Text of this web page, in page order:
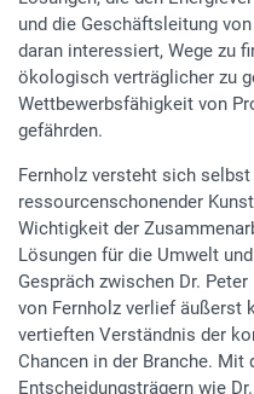
und die Geschäftsleitung
daran interessiert, Wege zu
ökologisch verträglicher zu
Wettbewerbsfähigkeit von
gefährden.
Fernholz versteht sich
ressourcenschonender
Wichtigkeit der
Lösungen für die Umwelt
Gespräch zwischen Dr.
von Fernholz verlief äußerst
vertieften Verständnis der
Chancen in der Branche.
Entscheidungsträgern wie